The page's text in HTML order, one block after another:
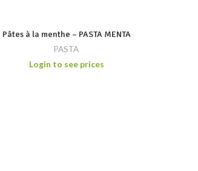
Pâtes à la menthe – PASTA MENTA
PASTA
Login to see prices